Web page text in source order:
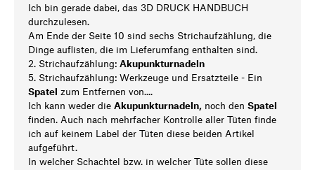
Ich bin gerade dabei, das 3D DRUCK HANDBUCH
durchzulesen.
Am Ende der Seite 10 sind sechs Strichaufzählung, die
Dinge auflisten, die im Lieferumfang enthalten sind.
2. Strichaufzählung: Akupunkturnadeln
5. Strichaufzählung: Werkzeuge und Ersatzteile - Ein
Spatel zum Entfernen von....
Ich kann weder die Akupunkturnadeln, noch den Spatel
finden. Auch nach mehrfacher Kontrolle aller Tüten finde
ich auf keinem Label der Tüten diese beiden Artikel
aufgeführt.
In welcher Schachtel bzw. in welcher Tüte sollen diese